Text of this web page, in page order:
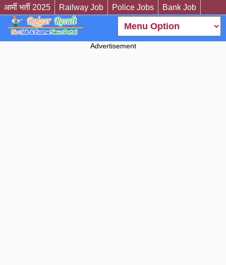
आर्मी भर्ती 2025 Railway Job Police Jobs Bank Job
Advertisement